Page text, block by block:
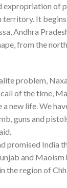
of
It
Andhra
from the
problem,
of the time,
new life. We
guns and
promised India
and
the region of